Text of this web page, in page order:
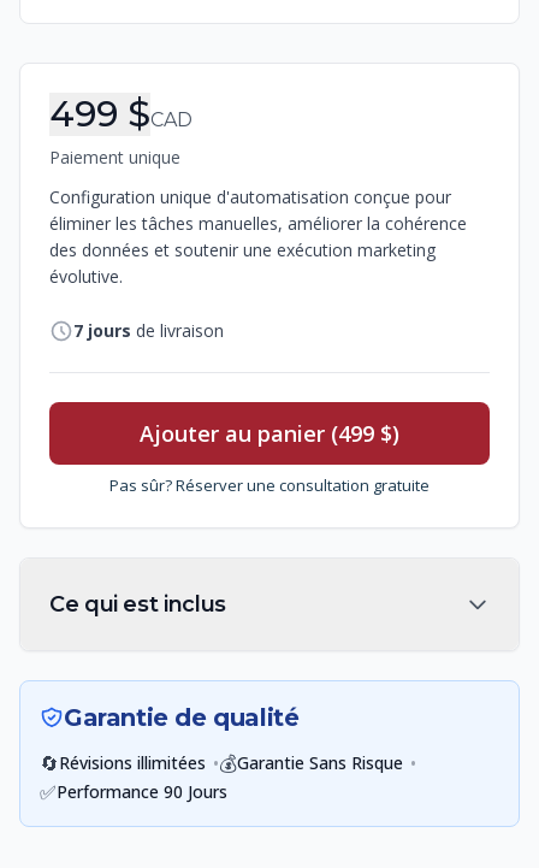
Informations de commande
499 $CAD
Paiement unique
Configuration unique d'automatisation conçue pour
éliminer les tâches manuelles, améliorer la cohérence
des données et soutenir une exécution marketing
évolutive.
7 jours de livraison
Ajouter au panier (499 $)
Pas sûr? Réserver une consultation gratuite
Ce qui est inclus
Garantie de qualité
🔄Révisions illimitées •💰Garantie Sans Risque •
✅Performance 90 Jours